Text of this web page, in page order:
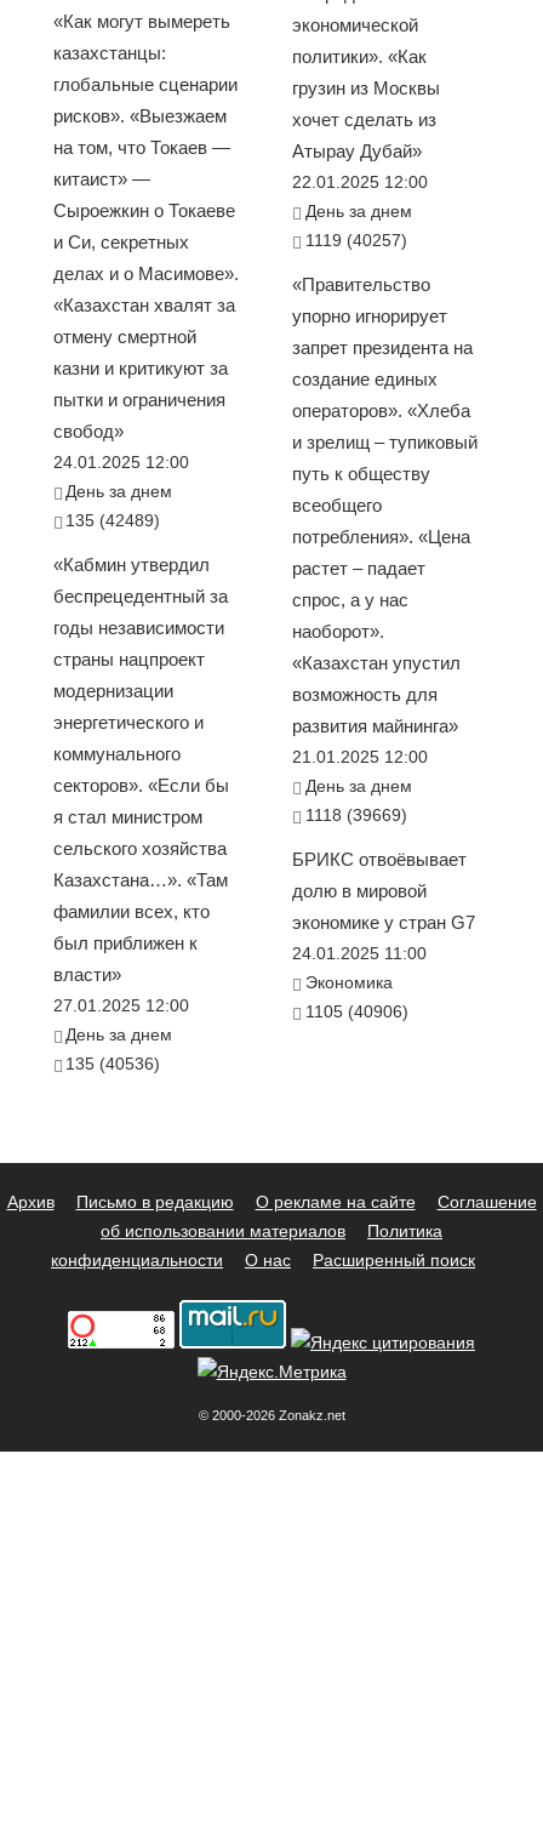
«Как могут вымереть
казахстанцы:
глобальные сценарии
рисков». «Выезжаем
на том, что Токаев —
китаист» —
Сыроежкин о Токаеве
и Си, секретных
делах и о Масимове».
«Казахстан хвалят за
отмену смертной
казни и критикуют за
пытки и ограничения
свобод»
24.01.2025 12:00
День за днем
135 (42489)
«Кабмин утвердил
беспрецедентный за
годы независимости
страны нацпроект
модернизации
энергетического и
коммунального
секторов». «Если бы
я стал министром
сельского хозяйства
Казахстана…». «Там
фамилии всех, кто
был приближен к
власти»
27.01.2025 12:00
День за днем
135 (40536)
экономической
политики». «Как
грузин из Москвы
хочет сделать из
Атырау Дубай»
22.01.2025 12:00
День за днем
1119 (40257)
«Правительство
упорно игнорирует
запрет президента на
создание единых
операторов». «Хлеба
и зрелищ – тупиковый
путь к обществу
всеобщего
потребления». «Цена
растет – падает
спрос, а у нас
наоборот».
«Казахстан упустил
возможность для
развития майнинга»
21.01.2025 12:00
День за днем
1118 (39669)
БРИКС отвоёвывает
долю в мировой
экономике у стран G7
24.01.2025 11:00
Экономика
1105 (40906)
Архив Письмо в редакцию О рекламе на сайте
Соглашение
об использовании материалов
Политика
конфиденциальности
О нас Расширенный поиск
© 2000-2026 Zonakz.net